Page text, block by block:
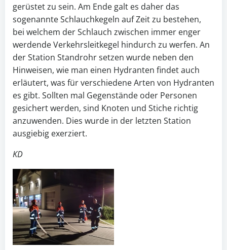
gerüstet zu sein. Am Ende galt es daher das
sogenannte Schlauchkegeln auf Zeit zu bestehen,
bei welchem der Schlauch zwischen immer enger
werdende Verkehrsleitkegel hindurch zu werfen. An
der Station Standrohr setzen wurde neben den
Hinweisen, wie man einen Hydranten findet auch
erläutert, was für verschiedene Arten von Hydranten
es gibt. Sollten mal Gegenstände oder Personen
gesichert werden, sind Knoten und Stiche richtig
anzuwenden. Dies wurde in der letzten Station
ausgiebig exerziert.
KD